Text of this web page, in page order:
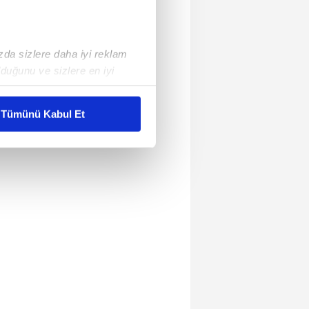
sizlere daha iyi reklam
ve sizlere en iyi
karşılamak
kullanılmaktadır. Bu
sunulması
ve sizlere yönelik
detaylı bilgi için Ayarlar
ve sitemizde ilgili
Tümünü Kabul Et